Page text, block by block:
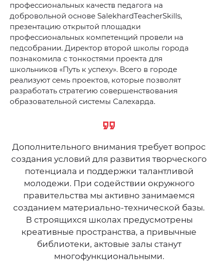
профессиональных качеств педагога на
добровольной основе SalekhardTeacherSkills,
презентацию открытой площадки
профессиональных компетенций провели на
педсобрании. Директор второй школы города
познакомила с тонкостями проекта для
школьников «Путь к успеху». Всего в городе
реализуют семь проектов, которые позволят
разработать стратегию совершенствования
образовательной системы Салехарда.
Дополнительного внимания требует вопрос
создания условий для развития творческого
потенциала и поддержки талантливой
молодежи. При содействии окружного
правительства мы активно занимаемся
созданием материально-технической базы.
В строящихся школах предусмотрены
креативные пространства, а привычные
библиотеки, актовые залы станут
многофункциональными.